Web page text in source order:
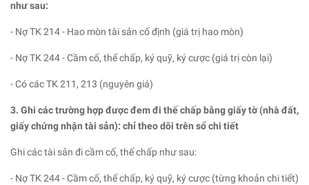
như sau:
- Nợ TK 214 - Hao mòn tài sản cố định (giá trị hao mòn)
- Nợ TK 244 - Cầm cố, thế chấp, ký quỹ, ký cược (giá trị còn lại)
- Có các TK 211, 213 (nguyên giá)
3. Ghi các trường hợp được đem đi thế chấp bằng giấy tờ (nhà đất,
giấy chứng nhận tài sản): chỉ theo dõi trên sổ chi tiết
Ghi các tài sản đi cầm cố, thế chấp như sau:
- Nợ TK 244 - Cầm cố, thế chấp, ký quỹ, ký cược (từng khoản chi tiết)